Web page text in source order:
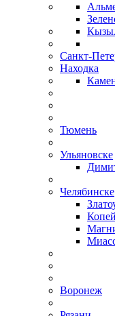
Санкт-
Находка
Тюмень
Ульяновске
Челябинске
Воронеж